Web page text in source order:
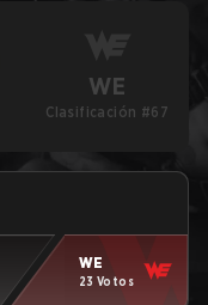
WE
Clasificación #67
WE
23 Votos